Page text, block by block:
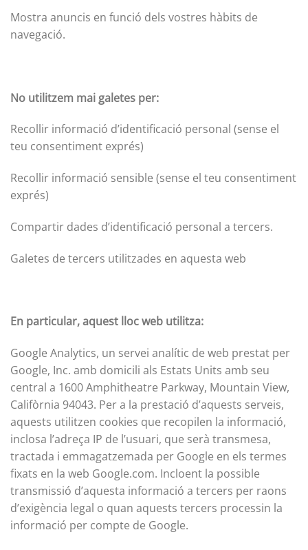
Mostra anuncis en funció dels vostres hàbits de
navegació.
No utilitzem mai galetes per:
Recollir informació d’identificació personal (sense el
teu consentiment exprés)
Recollir informació sensible (sense el teu consentiment
exprés)
Compartir dades d’identificació personal a tercers.
Galetes de tercers utilitzades en aquesta web
En particular, aquest lloc web utilitza:
Google Analytics, un servei analític de web prestat per
Google, Inc. amb domicili als Estats Units amb seu
central a 1600 Amphitheatre Parkway, Mountain View,
Califòrnia 94043. Per a la prestació d’aquests serveis,
aquests utilitzen cookies que recopilen la informació,
inclosa l’adreça IP de l’usuari, que serà transmesa,
tractada i emmagatzemada per Google en els termes
fixats en la web Google.com. Incloent la possible
transmissió d’aquesta informació a tercers per raons
d’exigència legal o quan aquests tercers processin la
informació per compte de Google.